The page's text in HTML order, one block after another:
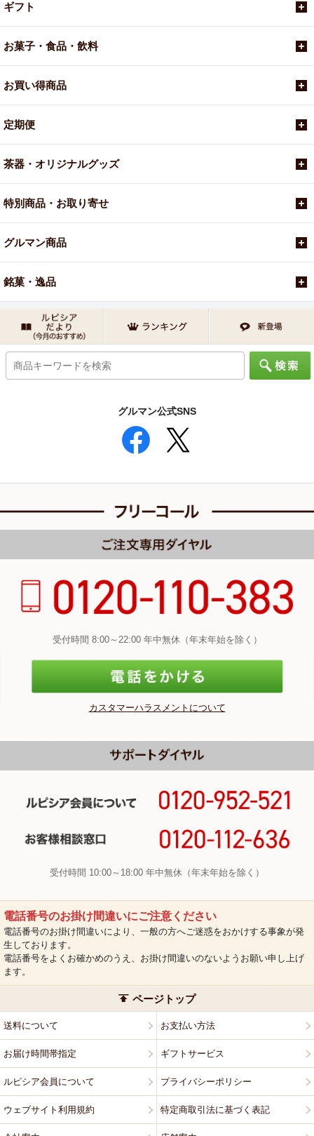
ギフト
お菓子・食品・飲料
お買い得商品
定期便
茶器・オリジナルグッズ
特別商品・お取り寄せ
グルマン商品
銘菓・逸品
グルマン公式SNS
受付時間 8:00～22:00 年中無休（年末年始を除く）
カスタマーハラスメントについて
受付時間 10:00～18:00 年中無休（年末年始を除く）
電話番号のお掛け間違いにご注意ください
電話番号のお掛け間違いにより、一般の方へご迷惑をおかけする事象が発
生しております。
電話番号をよくお確かめのうえ、お掛け間違いのないようお願い申し上げ
ます。
ページトップ
送料について お支払い方法
お届け時間帯指定 ギフトサービス
ルピシア会員について プライバシーポリシー
ウェブサイト利用規約 特定商取引法に基づく表記